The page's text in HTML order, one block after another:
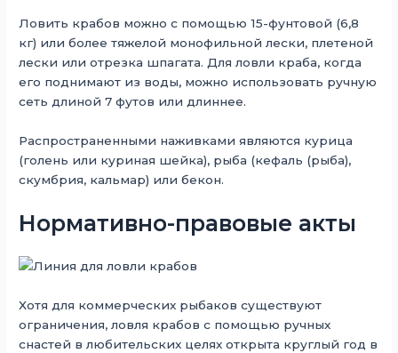
Ловить крабов можно с помощью 15-фунтовой (6,8
кг) или более тяжелой монофильной лески, плетеной
лески или отрезка шпагата. Для ловли краба, когда
его поднимают из воды, можно использовать ручную
сеть длиной 7 футов или длиннее.
Распространенными наживками являются курица
(голень или куриная шейка), рыба (кефаль (рыба),
скумбрия, кальмар) или бекон.
Нормативно-правовые акты
Хотя для коммерческих рыбаков существуют
ограничения, ловля крабов с помощью ручных
снастей в любительских целях открыта круглый год в